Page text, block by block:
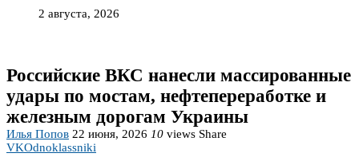
2 августа, 2026
Российские ВКС нанесли массированные
удары по мостам, нефтепереработке и
железным дорогам Украины
Илья Попов 22 июня, 2026 10 views Share
VKOdnoklassniki